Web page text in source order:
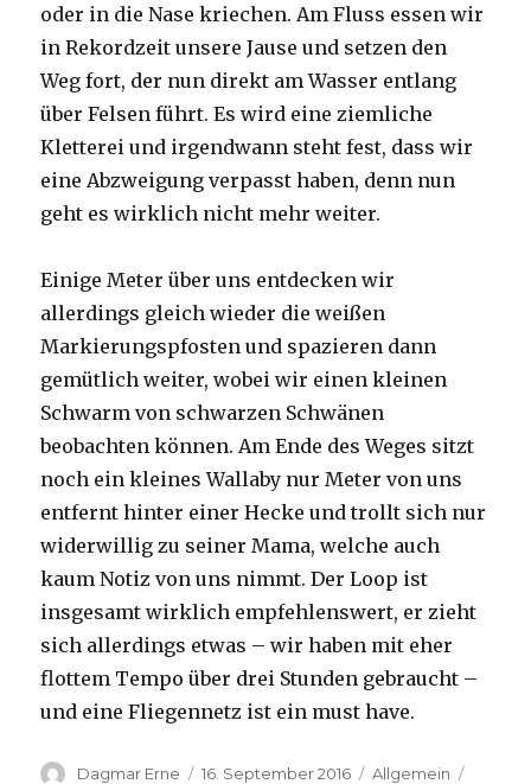
oder in die Nase kriechen. Am Fluss essen wir
in Rekordzeit unsere Jause und setzen den
Weg fort, der nun direkt am Wasser entlang
über Felsen führt. Es wird eine ziemliche
Kletterei und irgendwann steht fest, dass wir
eine Abzweigung verpasst haben, denn nun
geht es wirklich nicht mehr weiter.
Einige Meter über uns entdecken wir
allerdings gleich wieder die weißen
Markierungspfosten und spazieren dann
gemütlich weiter, wobei wir einen kleinen
Schwarm von schwarzen Schwänen
beobachten können. Am Ende des Weges sitzt
noch ein kleines Wallaby nur Meter von uns
entfernt hinter einer Hecke und trollt sich nur
widerwillig zu seiner Mama, welche auch
kaum Notiz von uns nimmt. Der Loop ist
insgesamt wirklich empfehlenswert, er zieht
sich allerdings etwas – wir haben mit eher
flottem Tempo über drei Stunden gebraucht –
und eine Fliegennetz ist ein must have.
Autor
Dagmar Erne
Veröffentlicht
16. September 2016 Kategorien
Allgemein